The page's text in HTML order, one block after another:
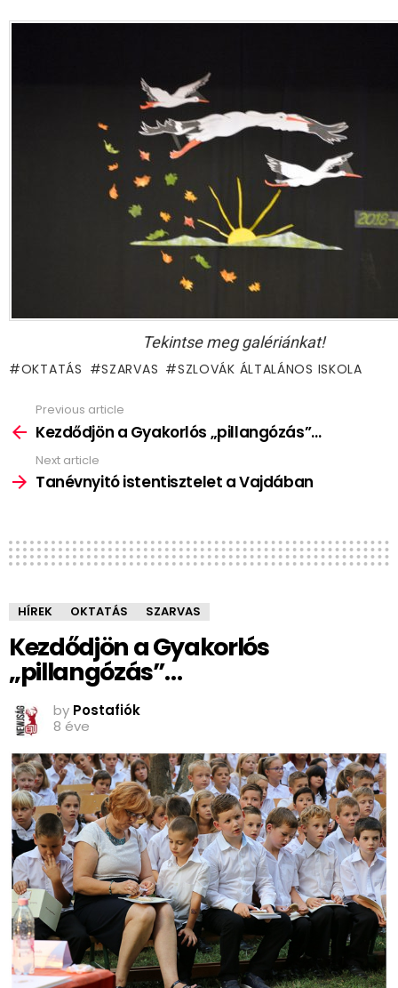
Tekintse meg galériánkat!
OKTATÁS SZARVAS SZLOVÁK ÁLTALÁNOS ISKOLA
more
Previous article
Kezdődjön a Gyakorlós „pillangózás”…
Next article
Tanévnyitó istentisztelet a Vajdában
HÍREK OKTATÁS SZARVAS
Kezdődjön a Gyakorlós
„pillangózás”…
by Postafiók
8 éve